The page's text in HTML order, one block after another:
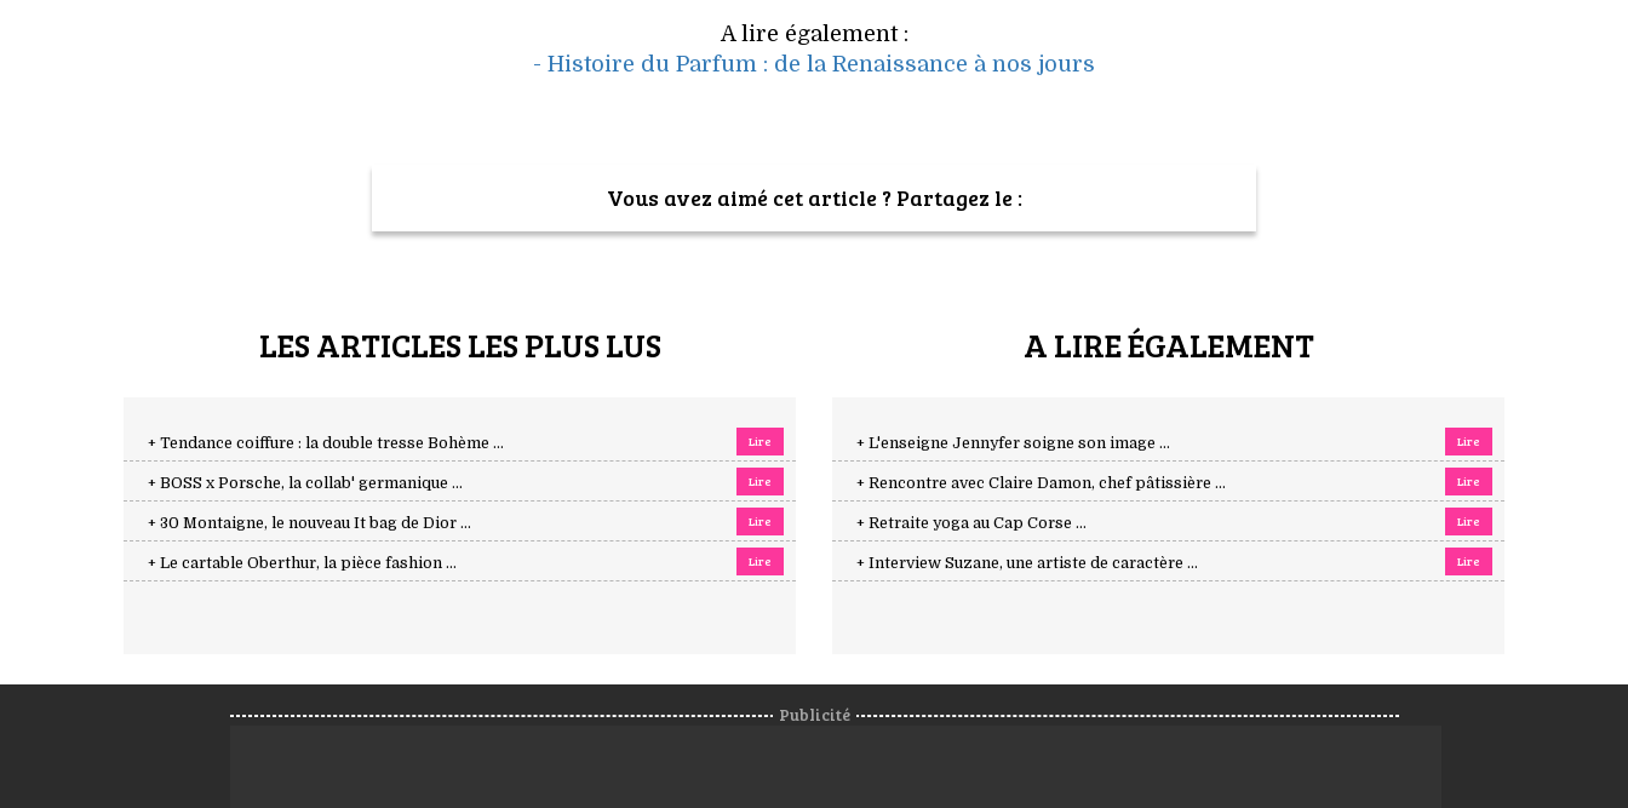
A lire également :
- Histoire du Parfum : de la Renaissance à nos jours
Vous avez aimé cet article ? Partagez le :
LES ARTICLES LES PLUS LUS
+ Tendance coiffure : la double tresse Bohème ... Lire
+ BOSS x Porsche, la collab' germanique ... Lire
+ 30 Montaigne, le nouveau It bag de Dior ... Lire
+ Le cartable Oberthur, la pièce fashion ... Lire
A LIRE ÉGALEMENT
+ L'enseigne Jennyfer soigne son image ... Lire
+ Rencontre avec Claire Damon, chef pâtissière ... Lire
+ Retraite yoga au Cap Corse ... Lire
+ Interview Suzane, une artiste de caractère ... Lire
Publicité